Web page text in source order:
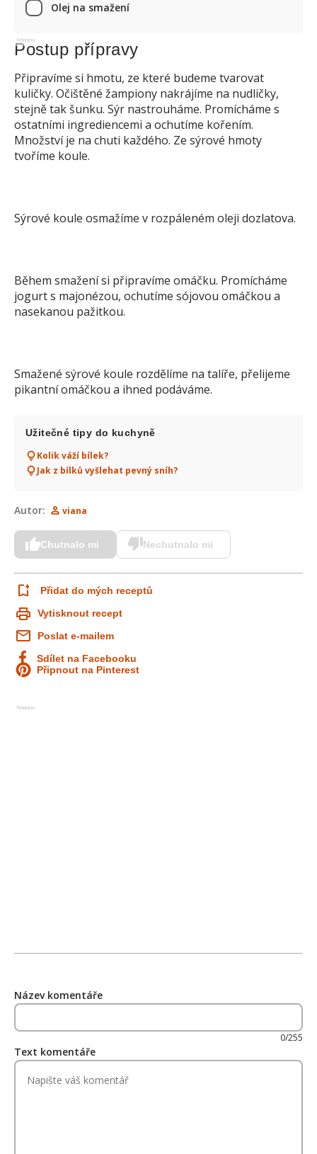
Olej na smažení
Reklama
Postup přípravy
Připravíme si hmotu, ze které budeme tvarovat
kuličky. Očištěné žampiony nakrájíme na nudličky,
stejně tak šunku. Sýr nastrouháme. Promícháme s
ostatními ingrediencemi a ochutíme kořením.
Množství je na chuti každého. Ze sýrové hmoty
tvoříme koule.
Sýrové koule osmažíme v rozpáleném oleji dozlatova.
Během smažení si připravíme omáčku. Promícháme
jogurt s majonézou, ochutíme sójovou omáčkou a
nasekanou pažitkou.
Smažené sýrové koule rozdělíme na talíře, přelijeme
pikantní omáčkou a ihned podáváme.
Užitečné tipy do kuchyně
Kolik váží bílek?
Jak z bílků vyšlehat pevný sníh?
Autor: viana
Chutnalo mi Nechutnalo mi
Přidat do mých receptů
Vytisknout recept
Poslat e-mailem
Sdílet na Facebooku
Připnout na Pinterest
Reklama
Název komentáře
0/255
Text komentáře